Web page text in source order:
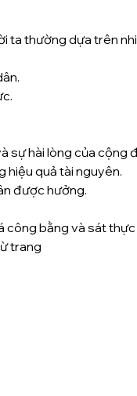
ta thường dựa trên
sự hài lòng của cộng
hiệu quả tài nguyên.
được hưởng.
công bằng và sát thực
trang